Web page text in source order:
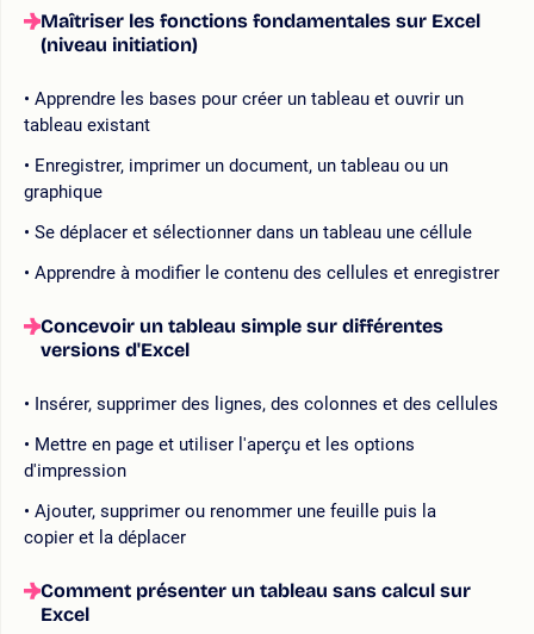
Maîtriser les fonctions fondamentales sur Excel
(niveau initiation)
Apprendre les bases pour créer un tableau et ouvrir un
tableau existant
Enregistrer, imprimer un document, un tableau ou un
graphique
Se déplacer et sélectionner dans un tableau une céllule
Apprendre à modifier le contenu des cellules et enregistrer
Concevoir un tableau simple sur différentes
versions d'Excel
Insérer, supprimer des lignes, des colonnes et des cellules
Mettre en page et utiliser l'aperçu et les options
d'impression
Ajouter, supprimer ou renommer une feuille puis la
copier et la déplacer
Comment présenter un tableau sans calcul sur
Excel